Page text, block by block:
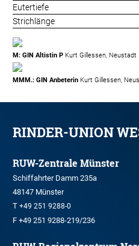
Eutertiefe
Strichlänge
M: GIN Altistin P Kurt Gillessen, Neustadt
MMM.: GIN Anbeterin Kurt Gillessen,
RINDER-UNION
RUW-Zentrale Münster
Schiffahrter Damm 235a
48147 Münster
T +49 251 9288-0
F +49 251 9288-219/236